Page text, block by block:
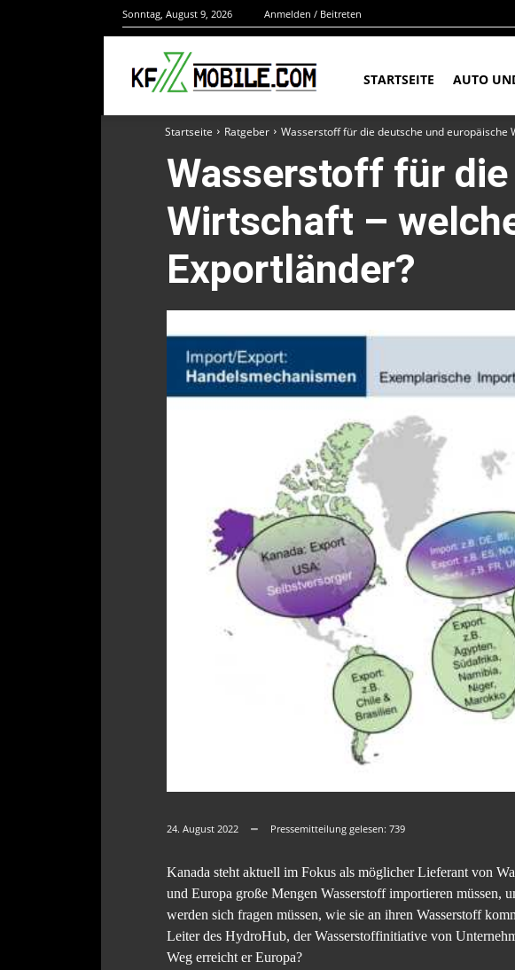
Sonntag, August 9, 2026 Anmelden / Beitreten
STARTSEITE AUTO
Startseite Ratgeber Wasserstoff für die deutsche und europäische
Wasserstoff für
Wirtschaft –
Exportländer?
24. August 2022 Pressemitteilung gelesen: 739
Kanada steht aktuell im Fokus als möglicher Lieferant von
und Europa große Mengen Wasserstoff importieren müssen,
werden sich fragen müssen, wie sie an ihren Wasserstoff
Leiter des HydroHub, der Wasserstoffinitiative von
Weg erreicht er Europa?